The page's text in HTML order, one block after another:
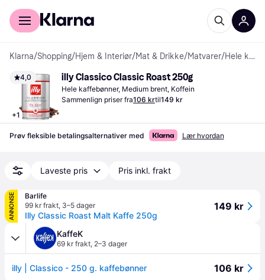
For kunder
Klarna/Shopping/Hjem & Interiør/Mat & Drikke/Matvarer/ Hele kaffebønner
4,0
+1
illy Classico Classic Roast 250g
Hele kaffebønner, Medium brent, Koffein
Sammenlign priser fra106 krtil149 kr
Prøv fleksible betalingsalternativer med Lær hvordan
Laveste pris Pris inkl. frakt
ANNONSE
Barlife
99 kr frakt, 3–5 dager
Illy Classic Roast Malt Kaffe 250g
149 kr
KaffeK
69 kr frakt, 2–3 dager
illy | Classico - 250 g. kaffebønner 106 kr